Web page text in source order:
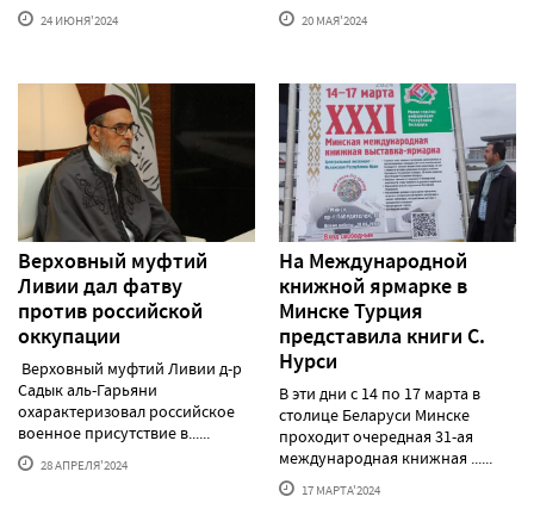
24 ИЮНЯ'2024 20 МАЯ'2024
Верховный муфтий
Ливии дал фатву
против российской
оккупации
Верховный муфтий Ливии д-р
Садык аль-Гарьяни
охарактеризовал российское
военное присутствие в......
28 АПРЕЛЯ'2024
На Международной
книжной ярмарке в
Минске Турция
представила книги С.
Нурси
В эти дни с 14 по 17 марта в
столице Беларуси Минске
проходит очередная 31-ая
международная книжная ......
17 МАРТА'2024